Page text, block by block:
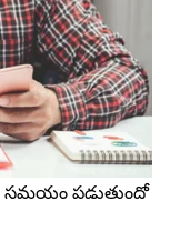
తేవడంతో నాకు
తులసి